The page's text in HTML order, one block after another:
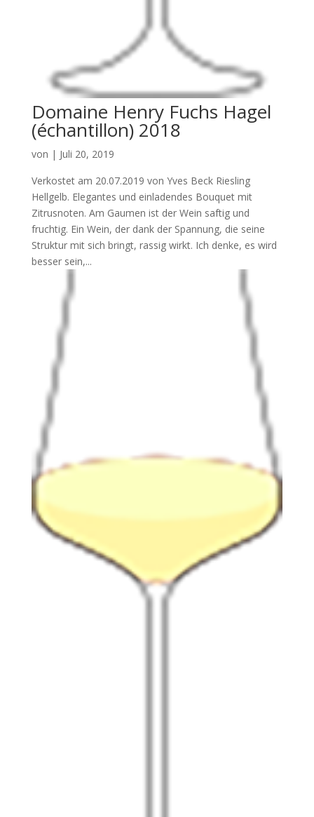
Domaine Henry Fuchs Hagel
(échantillon) 2018
von | Juli 20, 2019
Verkostet am 20.07.2019 von Yves Beck Riesling
Hellgelb. Elegantes und einladendes Bouquet mit
Zitrusnoten. Am Gaumen ist der Wein saftig und
fruchtig. Ein Wein, der dank der Spannung, die seine
Struktur mit sich bringt, rassig wirkt. Ich denke, es wird
besser sein,...